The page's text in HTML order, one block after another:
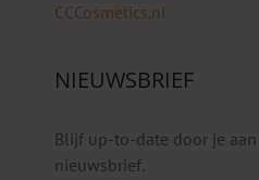
CCCosmetics.nl
NIEUWSBRIEF
Blijf up-to-date door je
nieuwsbrief.